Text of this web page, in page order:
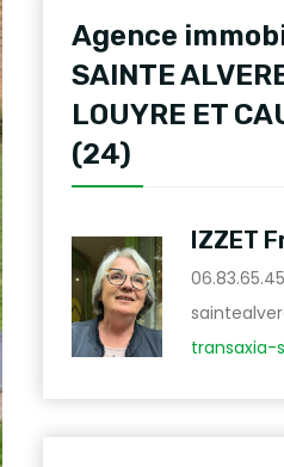
Agence
SAINTE
LOUYRE ET
(24)
IZZET
transaxia-